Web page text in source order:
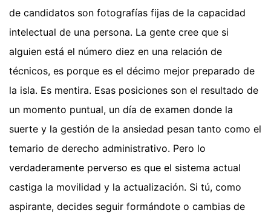
de candidatos son fotografías fijas de la capacidad
intelectual de una persona. La gente cree que si
alguien está el número diez en una relación de
técnicos, es porque es el décimo mejor preparado de
la isla. Es mentira. Esas posiciones son el resultado de
un momento puntual, un día de examen donde la
suerte y la gestión de la ansiedad pesan tanto como el
temario de derecho administrativo. Pero lo
verdaderamente perverso es que el sistema actual
castiga la movilidad y la actualización. Si tú, como
aspirante, decides seguir formándote o cambias de